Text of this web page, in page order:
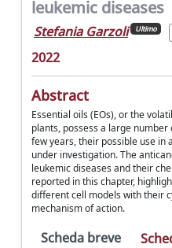
leukemic diseases
Stefania Garzoli Ultimo
2022
Abstract
Essential oils (EOs), or the
plants, possess a large
few years, their possible use in
under investigation. The
leukemic diseases and their
reported in this chapter,
different cell models with their
mechanism of action.
Scheda breve